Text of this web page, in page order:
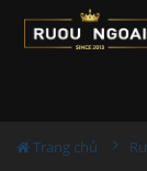
Trang chủ